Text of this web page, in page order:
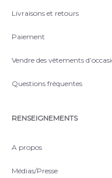
Livraisons et retours
Paiement
Vendre des vêtements
Questions fréquentes
RENSEIGNEMENTS
A propos
Médias/Presse